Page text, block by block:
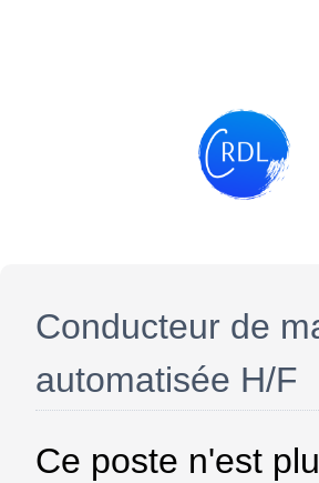
Conducteur de
automatisée H/F
Ce poste n'est